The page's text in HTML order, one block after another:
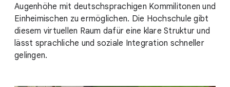
Augenhöhe mit deutschsprachigen Kommilitonen und
Einheimischen zu ermöglichen. Die Hochschule gibt
diesem virtuellen Raum dafür eine klare Struktur und
lässt sprachliche und soziale Integration schneller
gelingen.